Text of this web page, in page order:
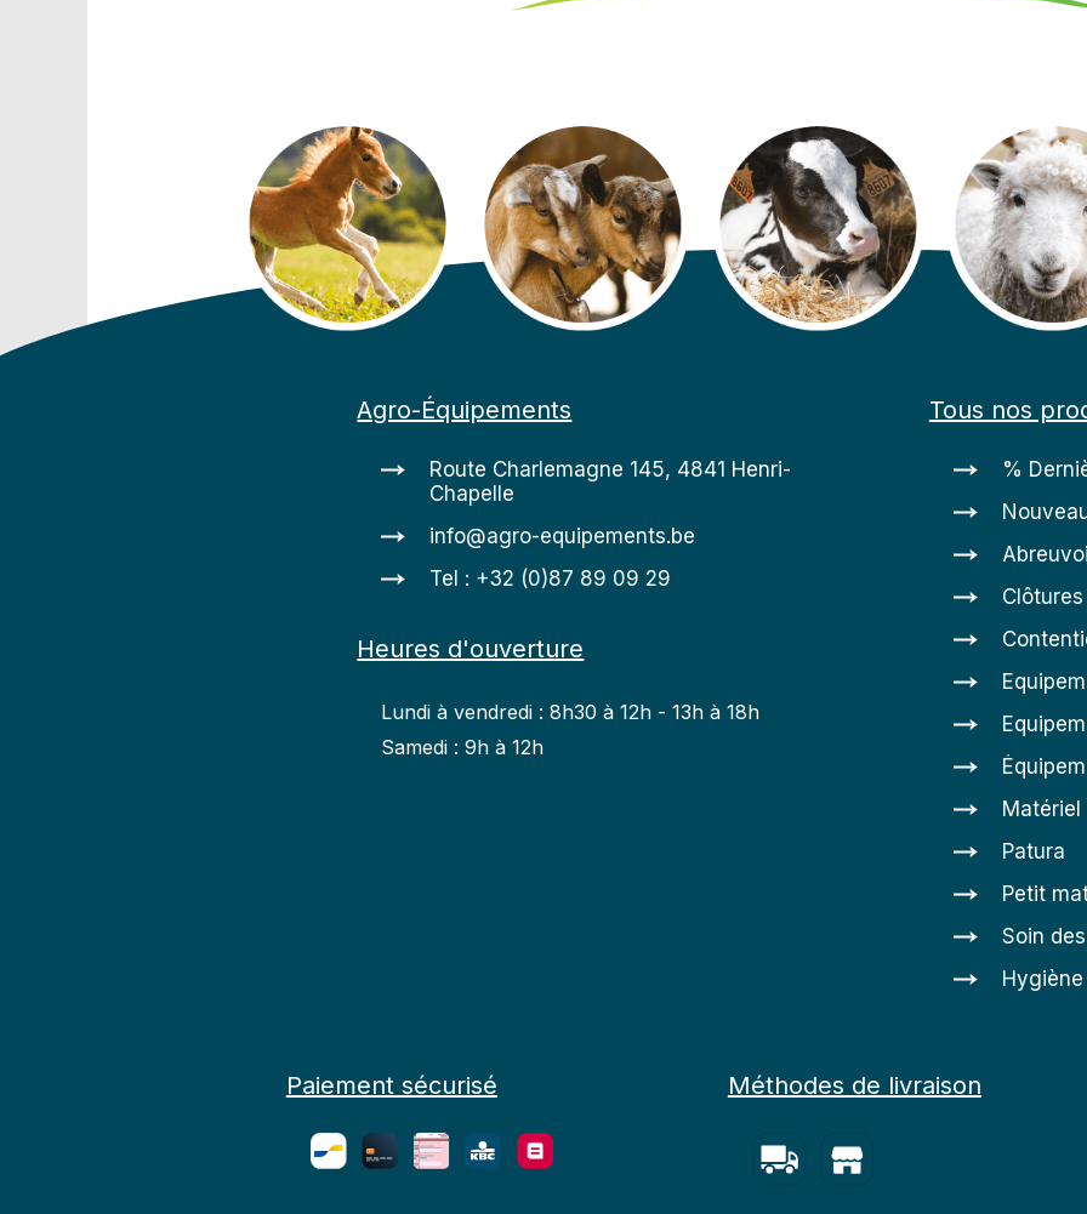
Agro-Équipements
Route Charlemagne 145, 4841 Henri-
Chapelle
info@agro-equipements.be
Tel : +32 (0)87 89 09 29
Heures d'ouverture
Lundi à vendredi : 8h30 à 12h - 13h à 18h
Samedi : 9h à 12h
Tous nos
%
Clôtures
Patura
Petit
Soin
Paiement sécurisé Méthodes de livraison